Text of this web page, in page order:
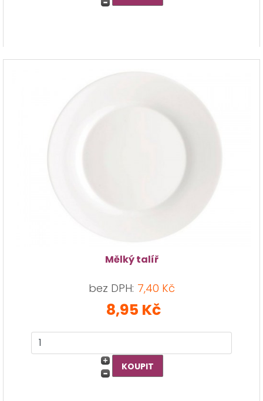
Mělký talíř
bez DPH: 7,40 Kč
8,95 Kč